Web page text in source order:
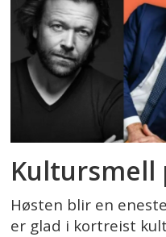
Kultursmell
Høsten blir en
er glad i kortreist